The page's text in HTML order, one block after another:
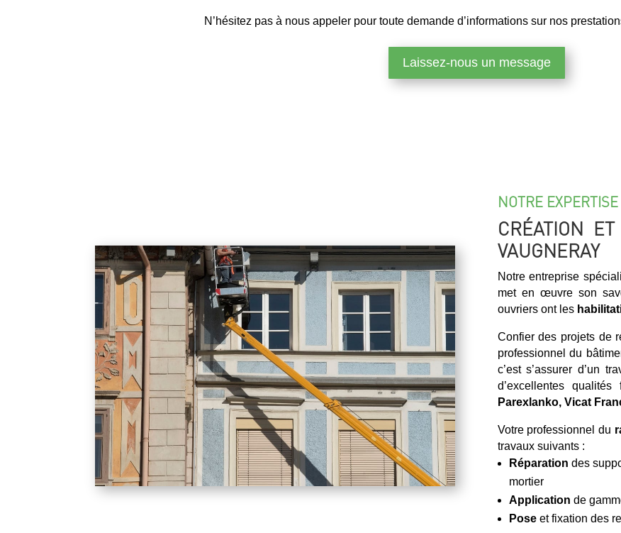
N’hésitez pas à nous appeler pour toute demande d’informations sur nos
Laissez-nous un message
NOTRE
CRÉATION
VAUGNERAY
Notre entreprise
met en œuvre son
ouvriers ont les
Confier des projets de
professionnel du
c’est s’assurer d’un
d’excellentes
Parexlanko, Vicat
Votre professionnel du
travaux suivants :
Réparation des
mortier
Application de
Poseet fixation des